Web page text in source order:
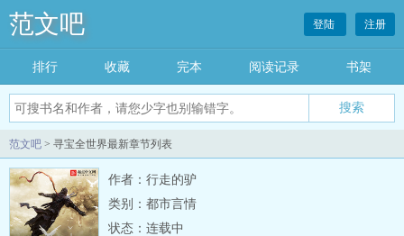
范文吧 登陆 注册
排行 收藏 完本 阅读记录 书架
范文吧 > 寻宝全世界最新章节列表
作者：行走的驴
类别：都市言情
状态：连载中